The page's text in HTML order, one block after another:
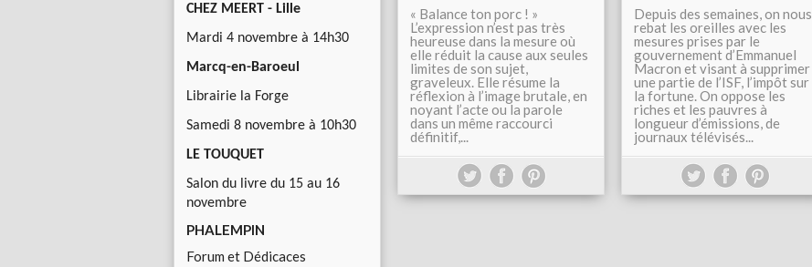
CHEZ MEERT - Lille
Mardi 4 novembre à 14h30
Marcq-en-Baroeul
Librairie la Forge
Samedi 8 novembre à 10h30
LE TOUQUET
Salon du livre du 15 au 16
novembre
PHALEMPIN
Forum et Dédicaces
« Balance ton porc ! »
L’expression n’est pas très
heureuse dans la mesure où
elle réduit la cause aux seules
limites de son sujet,
graveleux. Elle résume la
réflexion à l’image brutale, en
noyant l’acte ou la parole
dans un même raccourci
définitif,...
Depuis des semaines, on nous
rebat les oreilles avec les
mesures prises par le
gouvernement d’Emmanuel
Macron et visant à supprimer
une partie de l’ISF, l’impôt sur
la fortune. On oppose les
riches et les pauvres à
longueur d’émissions, de
journaux télévisés...